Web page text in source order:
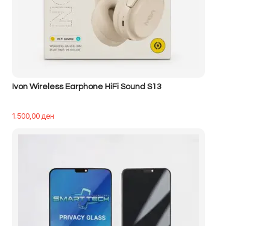
Ivon Wireless Earphone HiFi Sound S13
1.500,00ден